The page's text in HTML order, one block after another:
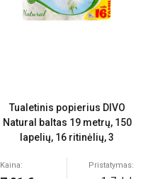
Tualetinis popierius DIVO
Natural baltas 19 metrų, 150
lapelių, 16 ritinėlių, 3
Kaina: Pristatymas: